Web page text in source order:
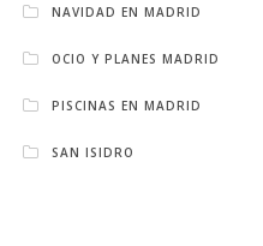
NAVIDAD EN MADRID
OCIO Y PLANES MADRID
PISCINAS EN MADRID
SAN ISIDRO